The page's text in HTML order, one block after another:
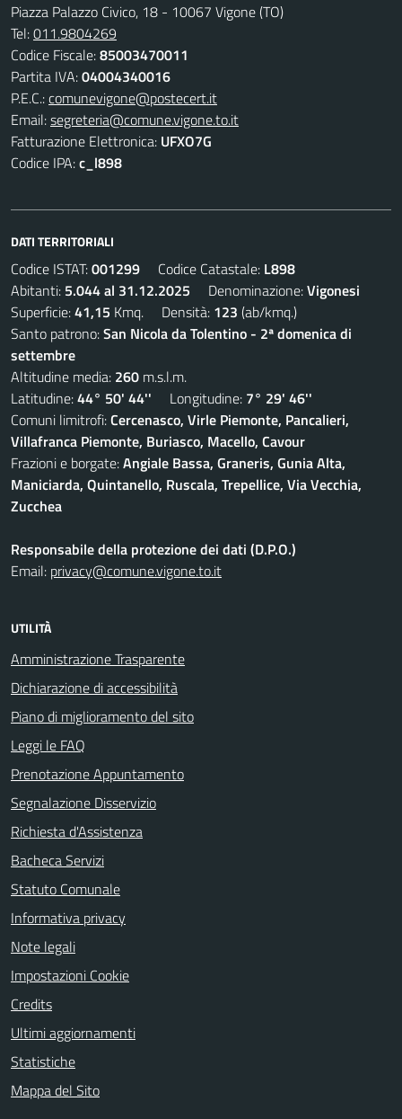
Piazza Palazzo Civico, 18 - 10067 Vigone (TO)
Tel:011.9804269
Codice Fiscale:85003470011
Partita IVA:04004340016
P.E.C.:comunevigone@postecert.it
Email:segreteria@comune.vigone.to.it
Fatturazione Elettronica: UFXO7G
Codice IPA:c_l898
DATI TERRITORIALI
Codice ISTAT:001299 Codice Catastale: L898
Abitanti: 5.044 al 31.12.2025 Denominazione:Vigonesi
Superficie:41,15 Kmq. Densità: 123 (ab/kmq.)
Santo patrono:San Nicola da Tolentino - 2ª domenica di
settembre
Altitudine media: 260 m.s.l.m.
Latitudine:44° 50' 44'' Longitudine: 7° 29' 46''
Comuni limitrofi:Cercenasco, Virle Piemonte, Pancalieri,
Villafranca Piemonte, Buriasco, Macello, Cavour
Frazioni e borgate:Angiale Bassa, Graneris, Gunia Alta,
Maniciarda, Quintanello, Ruscala, Trepellice, Via Vecchia,
Zucchea
Responsabile della protezione dei dati (D.P.O.)
Email: privacy@comune.vigone.to.it
UTILITÀ
Amministrazione Trasparente
Dichiarazione di accessibilità
Piano di miglioramento del sito
Leggi le FAQ
Prenotazione Appuntamento
Segnalazione Disservizio
Richiesta d'Assistenza
Bacheca Servizi
Statuto Comunale
Informativa privacy
Note legali
Impostazioni Cookie
Credits
Ultimi aggiornamenti
Statistiche
Mappa del Sito